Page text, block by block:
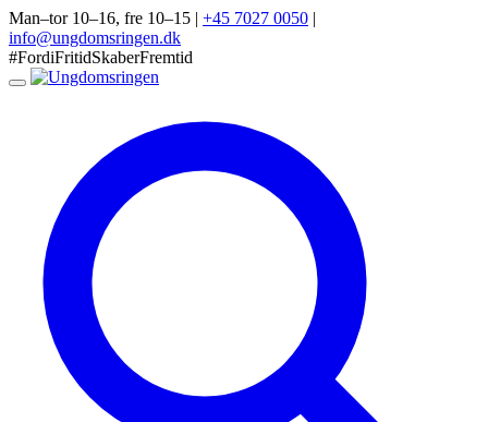
Man–tor 10–16, fre 10–15 | +45 7027 0050 |
info@ungdomsringen.dk
#FordiFritidSkaberFremtid